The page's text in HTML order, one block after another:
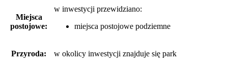
Miejsca
postojowe:
w inwestycji przewidziano:
miejsca postojowe podziemne
Przyroda: w okolicy inwestycji znajduje się park